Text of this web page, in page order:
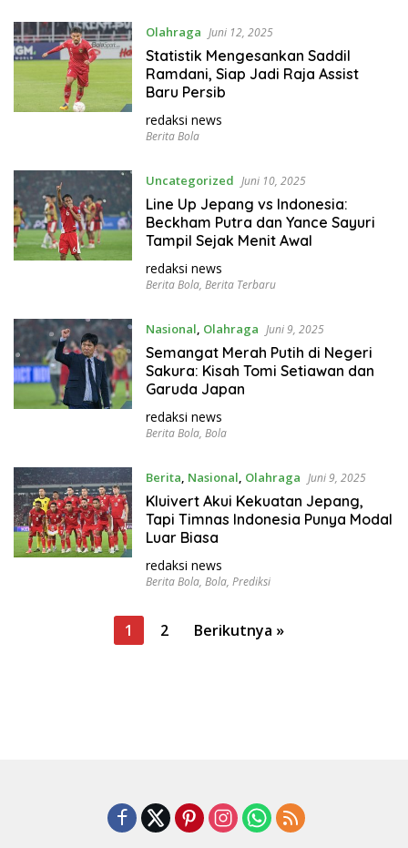
Olahraga Juni 12, 2025
Statistik Mengesankan Saddil
Ramdani, Siap Jadi Raja Assist
Baru Persib
redaksi news
Berita Bola
Uncategorized Juni 10, 2025
Line Up Jepang vs Indonesia:
Beckham Putra dan Yance Sayuri
Tampil Sejak Menit Awal
redaksi news
Berita Bola, Berita Terbaru
Nasional, Olahraga Juni 9, 2025
Semangat Merah Putih di Negeri
Sakura: Kisah Tomi Setiawan dan
Garuda Japan
redaksi news
Berita Bola, Bola
Berita, Nasional, Olahraga Juni 9, 2025
Kluivert Akui Kekuatan Jepang,
Tapi Timnas Indonesia Punya Modal
Luar Biasa
redaksi news
Berita Bola, Bola, Prediksi
1 2 Berikutnya »